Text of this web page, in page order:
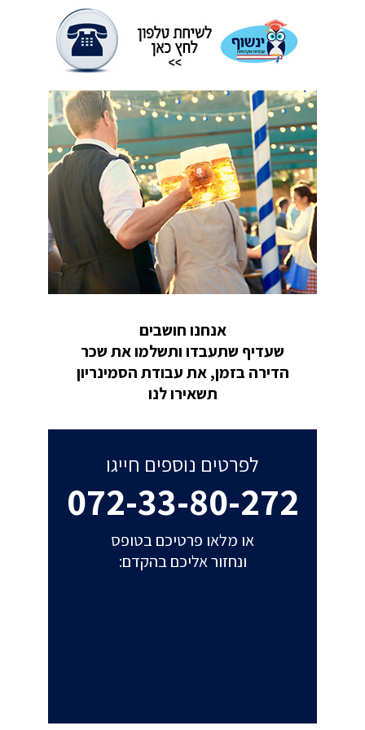
אנחנו חושבים
שעדיף שתעבדו ותשלמו את שכר
הדירה בזמן, את עבודת הסמינריון
תשאירו לנו
לפרטים נוספים חייגו
072-33-80-272
או מלאו פרטיכם בטופס
ונחזור אליכם בהקדם: